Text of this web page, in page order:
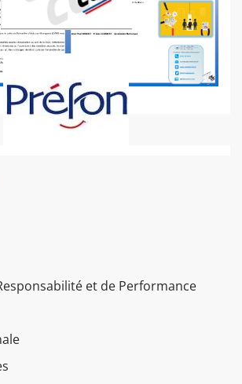
et de Performance